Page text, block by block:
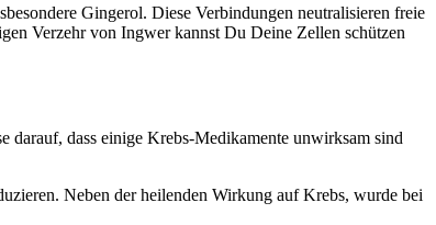
Gingerol. Diese Verbindungen neutralisieren freie
Verzehr von Ingwer kannst Du Deine Zellen schützen
dass einige Krebs-Medikamente unwirksam sind
Neben der heilenden Wirkung auf Krebs, wurde bei